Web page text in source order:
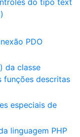
do tipo text
PDO
da classe
funções descritas
especiais de
linguagem PHP